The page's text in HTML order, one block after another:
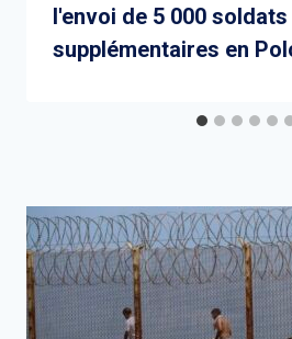
l'envoi de 5 000
supplémentaires en